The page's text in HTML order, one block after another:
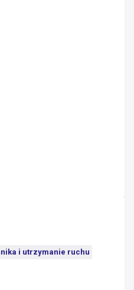
i utrzymanie ruchu